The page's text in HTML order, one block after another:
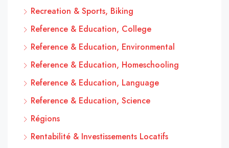
Recreation & Sports, Biking
Reference & Education, College
Reference & Education, Environmental
Reference & Education, Homeschooling
Reference & Education, Language
Reference & Education, Science
Régions
Rentabilité & Investissements Locatifs